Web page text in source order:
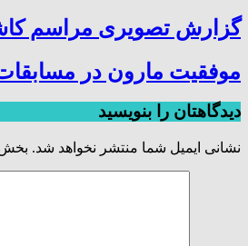
گزارش تصویری مراسم
موفقیت مارون در
دیدگاهتان را بنویسید
نشانی ایمیل شما منتشر نخواهد شد.